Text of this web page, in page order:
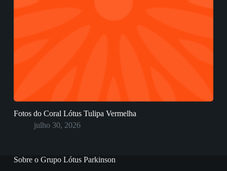
Fotos do Coral Lótus Tulipa Vermelha
julho 30, 2026
Sobre o Grupo Lótus Parkinson